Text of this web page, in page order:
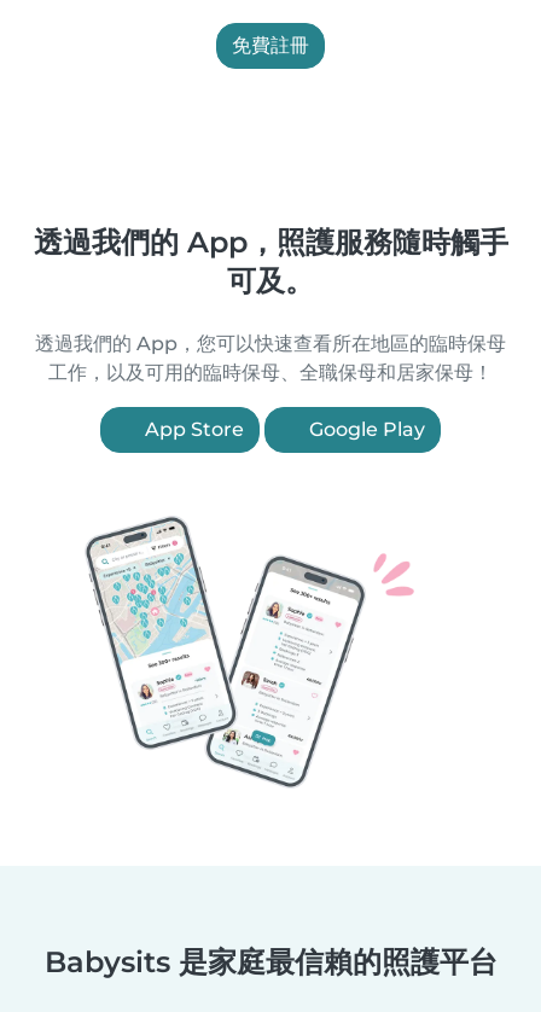
免費註冊
透過我們的 App，照護服務隨時觸手
可及。
透過我們的 App，您可以快速查看所在地區的臨時保母
工作，以及可用的臨時保母、全職保母和居家保母！
App Store Google Play
Babysits 是家庭最信賴的照護平台